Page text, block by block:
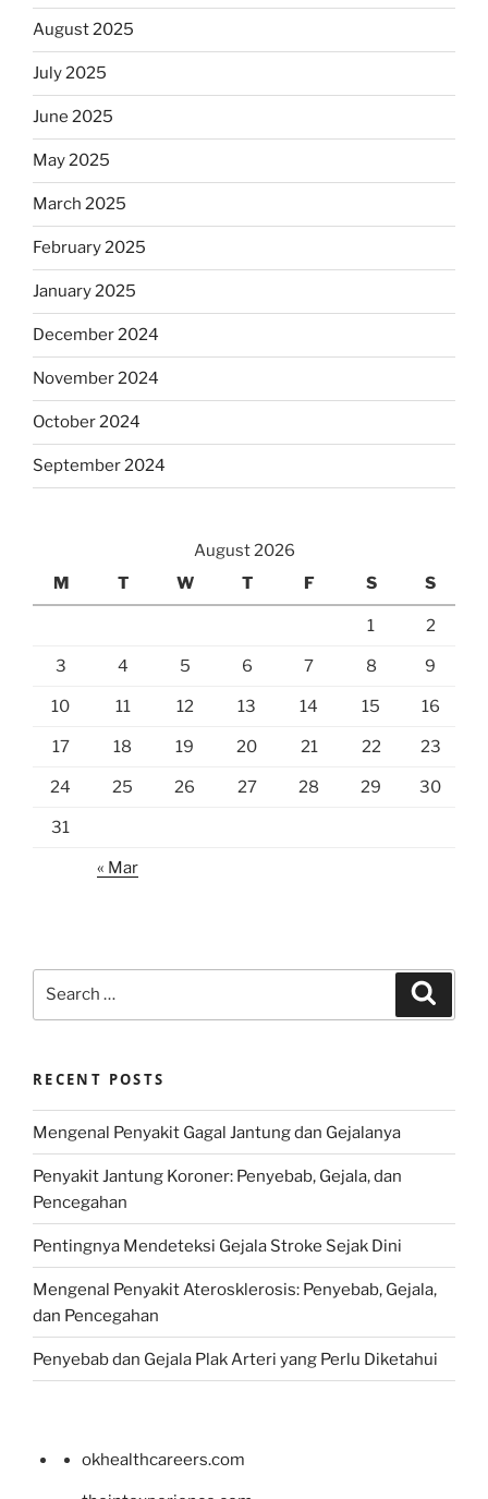
August 2025
July 2025
June 2025
May 2025
March 2025
February 2025
January 2025
December 2024
November 2024
October 2024
September 2024
August 2026
M
T W T F S S
1 2
3 4 5 6 7 8 9
10 11 12 13 14 15 16
17 18 19 20 21 22 23
24 25 26 27 28 29 30
31
« Mar
RECENT POSTS
Mengenal Penyakit Gagal Jantung dan Gejalanya
Penyakit Jantung Koroner: Penyebab, Gejala, dan
Pencegahan
Pentingnya Mendeteksi Gejala Stroke Sejak Dini
Mengenal Penyakit Aterosklerosis: Penyebab, Gejala,
dan Pencegahan
Penyebab dan Gejala Plak Arteri yang Perlu Diketahui
okhealthcareers.com